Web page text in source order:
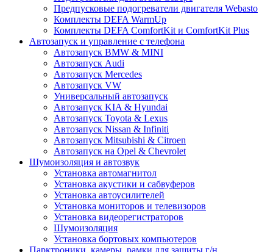
Предпусковые подогреватели двигателя Webasto
Комплекты DEFA WarmUp
Комплекты DEFA ComfortKit и ComfortKit Plus
Автозапуск и управление с телефона
Автозапуск BMW & MINI
Автозапуск Audi
Автозапуск Mercedes
Автозапуск VW
Универсальный автозапуск
Автозапуск KIA & Hyundai
Автозапуск Toyota & Lexus
Автозапуск Nissan & Infiniti
Автозапуск Mitsubishi & Citroen
Автозапуск на Opel & Chevrolet
Шумоизоляция и автозвук
Установка автомагнитол
Установка акустики и сабвуферов
Установка автоусилителей
Установка мониторов и телевизоров
Установка видеорегистраторов
Шумоизоляция
Установка бортовых компьютеров
Парктроники, камеры, рамки для защиты г/н